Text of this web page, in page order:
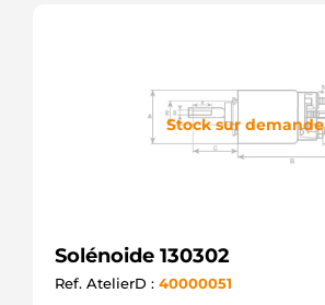
Stock sur demande
Solénoide 130302
Ref. AtelierD : 40000051